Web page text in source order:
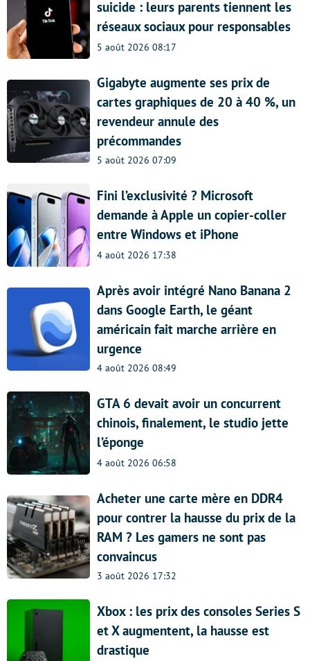
suicide : leurs parents tiennent les
réseaux sociaux pour responsables
5 août 2026 08:17
Gigabyte augmente ses prix de
cartes graphiques de 20 à 40 %, un
revendeur annule des
précommandes
5 août 2026 07:09
Fini l’exclusivité ? Microsoft
demande à Apple un copier-coller
entre Windows et iPhone
4 août 2026 17:38
Après avoir intégré Nano Banana 2
dans Google Earth, le géant
américain fait marche arrière en
urgence
4 août 2026 08:49
GTA 6 devait avoir un concurrent
chinois, finalement, le studio jette
l’éponge
4 août 2026 06:58
Acheter une carte mère en DDR4
pour contrer la hausse du prix de la
RAM ? Les gamers ne sont pas
convaincus
3 août 2026 17:32
Xbox : les prix des consoles Series S
et X augmentent, la hausse est
drastique